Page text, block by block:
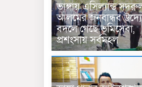
ভাঙ্গায় এসিল্যান্ড
আলমের জনবান্ধব
বদলে গেছে ভূমিসেবা,
প্রশংসায় সর্বমহল